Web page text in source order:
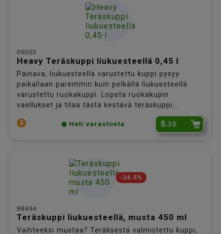
09053
Heavy Teräskuppi liukuesteellä 0,45 l
Painava, liukuesteellä varustettu kuppi pysyy
paikallaan paremmin kuin pelkällä liukuesteellä
varustettu ruokakuppi. Lopeta ruokakupin
vaellukset ja tilaa tästä kestävä teräskuppi
◉ Heti varastosta 8.30
-24.5%
88494
Teräskuppi liukuesteellä, musta 450 ml
Vaihteeksi mustaa? Teräksestä valmistettu kuppi,